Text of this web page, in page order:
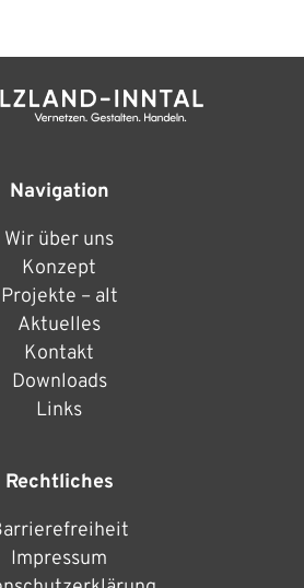
Navigation
Wir über uns
Konzept
Projekte – alt
Aktuelles
Kontakt
Downloads
Links
Rechtliches
Impressum